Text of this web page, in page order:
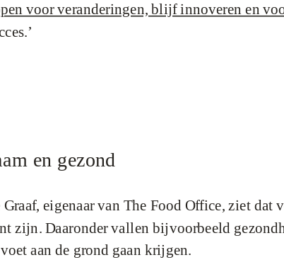
voor veranderingen, blijf innoveren en
en gezond
Graaf, eigenaar van The Food Office, ziet
zijn. Daaronder vallen bijvoorbeeld
aan de grond gaan krijgen.